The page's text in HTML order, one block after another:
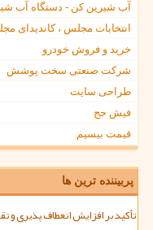
آب شیرین کن - دستگاه آب
انتخابات مجلس ، کاندیدای
خرید و فروش خودرو
شرکت صنعتی سخت پوشش
طراحی سایت
فیش حج
قیمت بیسیم
پربیننده ترین ها
تأکید بر افزایش انعطاف پذیری و